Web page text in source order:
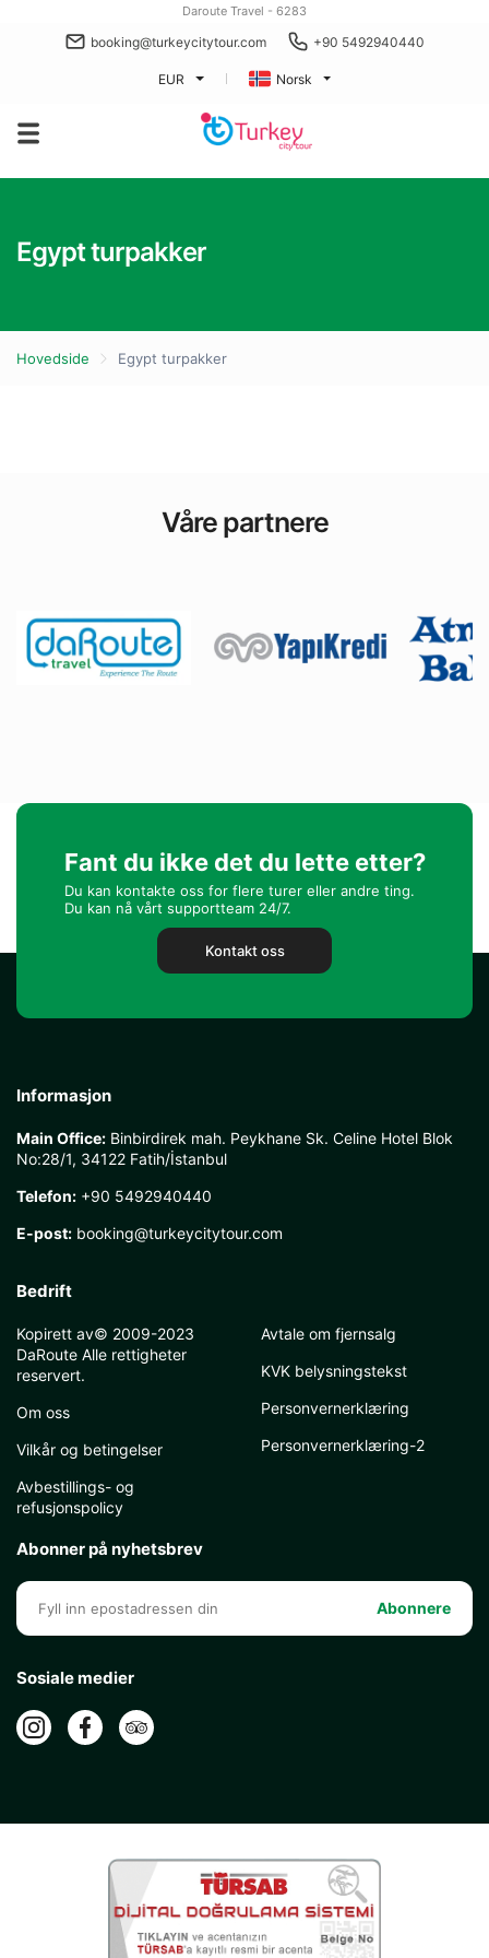
Daroute Travel - 6283
booking@turkeycitytour.com +90 5492940440
EUR Norsk
Egypt turpakker
Hovedside Egypt turpakker
Våre partnere
Fant du ikke det du lette etter?
Du kan kontakte oss for flere turer eller andre ting.
Du kan nå vårt supportteam 24/7.
Kontakt oss
Informasjon
Main Office: Binbirdirek mah. Peykhane Sk. Celine Hotel Blok
No:28/1, 34122 Fatih/İstanbul
Telefon: +90 5492940440
E-post: booking@turkeycitytour.com
Bedrift
Kopirett av© 2009-2023
DaRoute Alle rettigheter
reservert.
Om oss
Vilkår og betingelser
Avbestillings- og
refusjonspolicy
Avtale om fjernsalg
KVK belysningstekst
Personvernerklæring
Personvernerklæring-2
Abonner på nyhetsbrev
Abonnere
Sosiale medier